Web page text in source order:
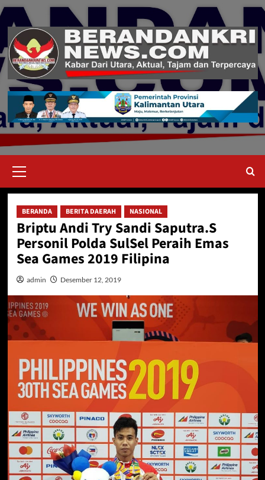
Skip
content
Menu
BERANDA BERITA DAERAH NASIONAL
Briptu Andi Try Sandi Saputra.S
Personil Polda SulSel Peraih Emas
Sea Games 2019 Filipina
admin Desember 12, 2019